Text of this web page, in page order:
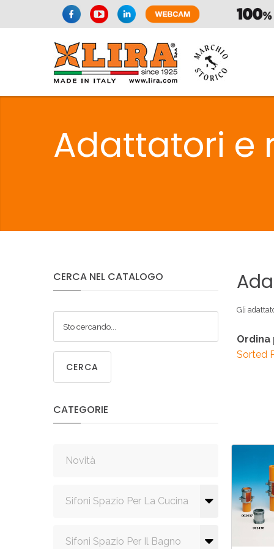
LA
Adattatori e
CERCA NEL CATALOGO
CERCA
CATEGORIE
Novità
Sifoni Spazio Per La Cucina
Sifoni Spazio Per Il Bagno
Gli
Ordina
Sorted